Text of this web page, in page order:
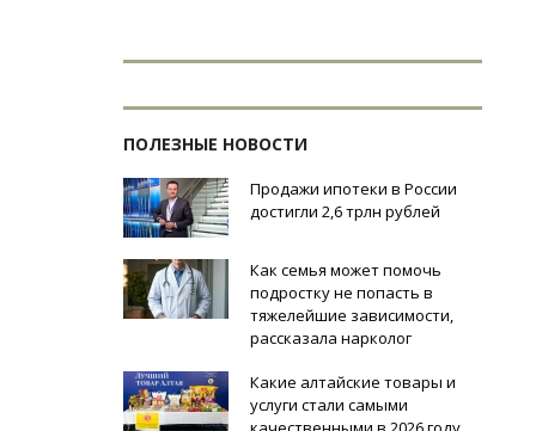
ПОЛЕЗНЫЕ НОВОСТИ
Продажи ипотеки в России
достигли 2,6 трлн рублей
Как семья может помочь
подростку не попасть в
тяжелейшие зависимости,
рассказала нарколог
Какие алтайские товары и
услуги стали самыми